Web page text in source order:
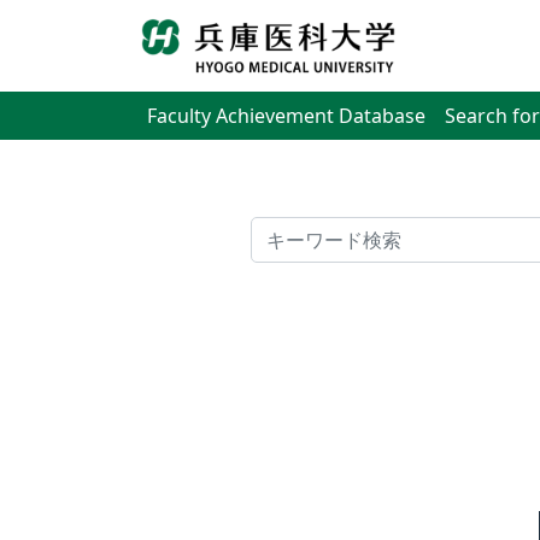
Faculty Achievement Database Search
検索